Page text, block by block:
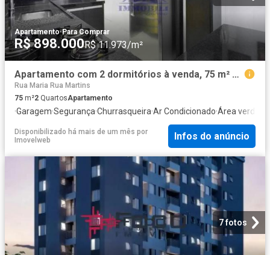
Apartamento·Para Comprar
R$ 898.000R$ 11.973/m²
Apartamento com 2 dormitórios à venda, 75 m² por R$ 898.000,00 Jardim das Indústrias São José do
Rua Maria Rua Martins
75 m²2 QuartosApartamento
·Garagem·Segurança·Churrasqueira·Ar Condicionado·Área verde
Disponibilizado há mais de um mês por
Imovelweb
Infos do anúncio
7 fotos